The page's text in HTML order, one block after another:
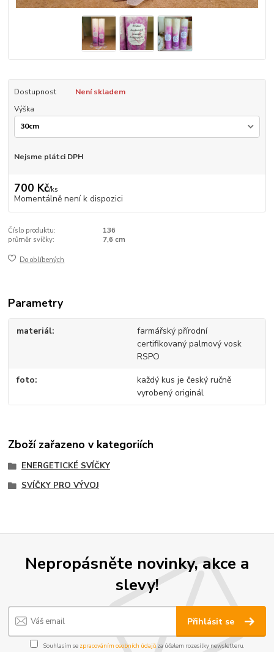
Dostupnost
Není skladem
Výška
Nejsme plátci DPH
700 Kč/ks
Momentálně není k dispozici
Číslo produktu:
136
průměr svíčky:
7,6 cm
Do oblíbených
Parametry
materiál
farmářský přírodní
certifikovaný palmový vosk
RSPO
foto
každý kus je český ručně
vyrobený originál
Zboží zařazeno v kategoriích
ENERGETICKÉ SVÍČKY
SVÍČKY PRO VÝVOJ
Nepropásněte novinky, akce a
slevy!
Přihlásit se
Souhlasím se zpracováním osobních údajůza účelem rozesílky newsletteru.